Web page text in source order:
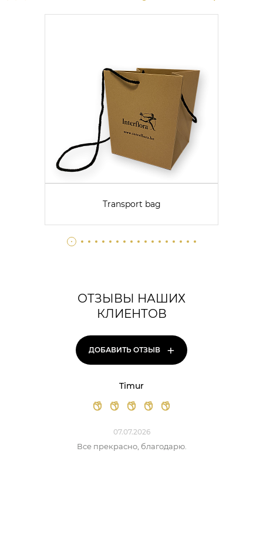
Transport bag
ОТЗЫВЫ НАШИХ
КЛИЕНТОВ
ДОБАВИТЬ ОТЗЫВ +
Timur
07.07.2026
Все прекрасно, благодарю.